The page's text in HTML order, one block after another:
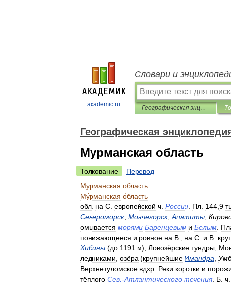
academic.ru
Словари и
Географическая энциклопедия
Географическая
Мурманская область
Толкование
Перевод
Мурманская область
Му́рманская о́бласть
обл на С европейской ч России Пл 144 9
Североморск Мончегорск Апатиты
омывается морями Баренцевым и Белым
понижающееся и ровное на В на С и В
Хибины (до 1191 м), Ловозёрские тундры
ледниками озёра (крупнейшие Имандра
Верхнетуломское вдхр Реки коротки и
тёплого Сев .-Атлантического течения Б ч